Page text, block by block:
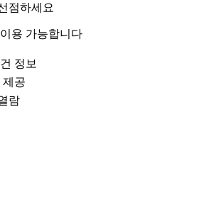
점하세요
용 가능합니다
정보
제공
람